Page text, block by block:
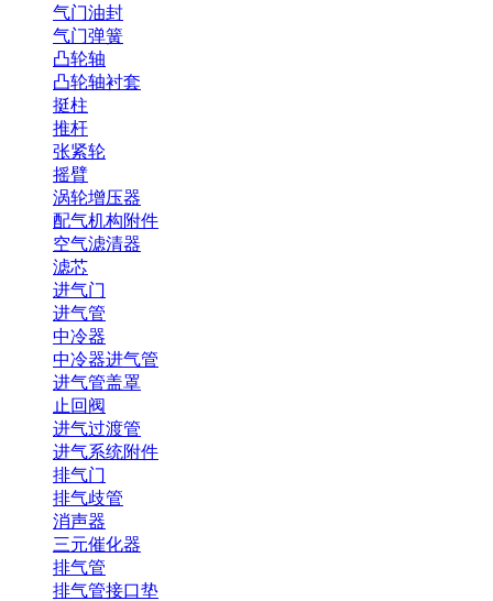
气门油封
气门弹簧
凸轮轴
凸轮轴衬套
挺柱
推杆
张紧轮
摇臂
涡轮增压器
配气机构附件
空气滤清器
滤芯
进气门
进气管
中冷器
中冷器进气管
进气管盖罩
止回阀
进气过渡管
进气系统附件
排气门
排气歧管
消声器
三元催化器
排气管
排气管接口垫